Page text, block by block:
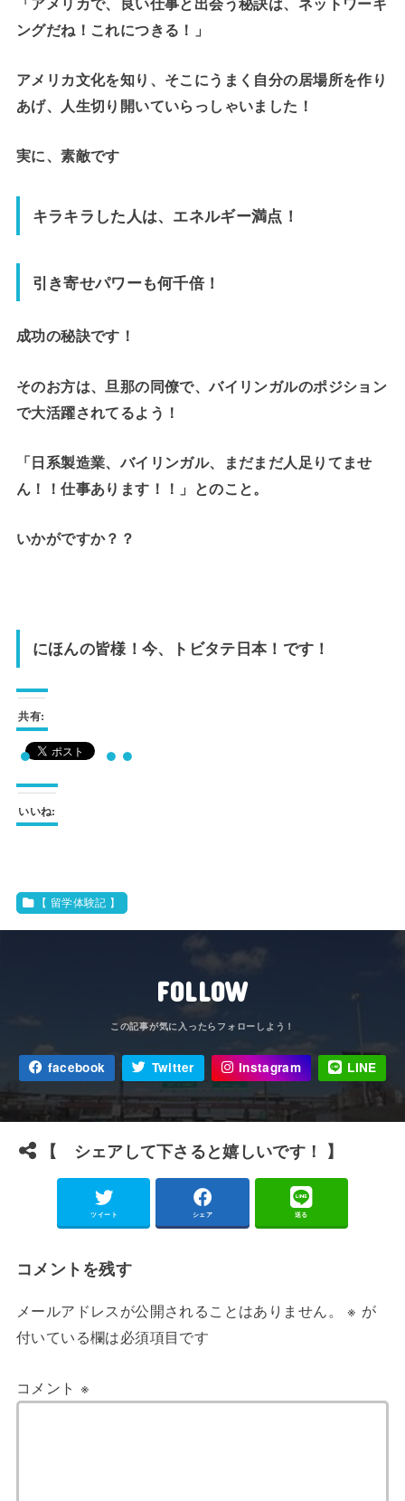
ングだね！これにつきる！」
アメリカ文化を知り、そこにうまく自分の居場所を作り
あげ、人生切り開いていらっしゃいました！
実に、素敵です
キラキラした人は、エネルギー満点！
引き寄せパワーも何千倍！
成功の秘訣です！
そのお方は、旦那の同僚で、バイリンガルのポジション
で大活躍されてるよう！
「日系製造業、バイリンガル、まだまだ人足りてませ
ん！！仕事あります！！」とのこと。
いかがですか？？
にほんの皆様！今、トビタテ日本！です！
共有:
いいね:
【 留学体験記 】
FOLLOW
facebook Twitter Instagram LINE
【 シェアして下さると嬉しいです！ 】
ツイート シェア 送る
コメントを残す
メールアドレスが公開されることはありません。 ※ が
付いている欄は必須項目です
コメント ※